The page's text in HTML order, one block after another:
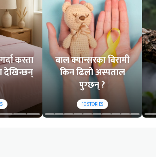
कस्ता
देखिन्छन्
बाल क्यान्सरका बिरामी
किन ढिलो अस्पताल
पुग्छन् ?
10STORIES